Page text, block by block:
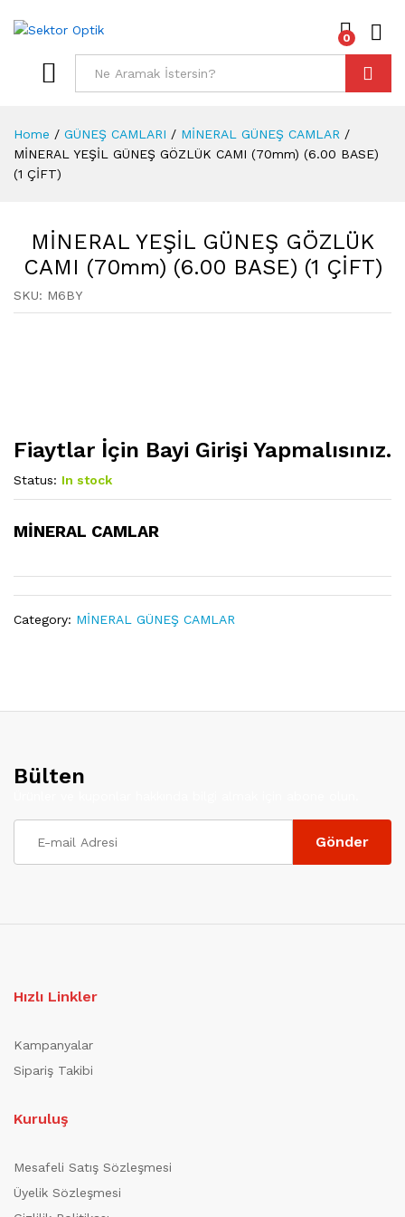
0
Home / GÜNEŞ CAMLARI / MİNERAL GÜNEŞ CAMLAR /
MİNERAL YEŞİL GÜNEŞ GÖZLÜK CAMI (70mm) (6.00 BASE)
(1 ÇİFT)
MİNERAL YEŞİL GÜNEŞ GÖZLÜK
CAMI (70mm) (6.00 BASE) (1 ÇİFT)
SKU: M6BY
Fiaytlar İçin Bayi Girişi Yapmalısınız.
Status: In stock
MİNERAL CAMLAR
Category: MİNERAL GÜNEŞ CAMLAR
Bülten
Hızlı Linkler
Kampanyalar
Sipariş Takibi
Kuruluş
Mesafeli Satış Sözleşmesi
Üyelik Sözleşmesi